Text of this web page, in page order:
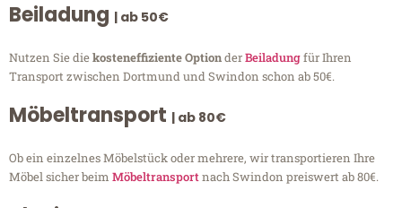
Beiladung | ab 50€
Nutzen Sie diekosteneffiziente OptionderBeiladungfür Ihren
Transport zwischen Dortmund und Swindon schon ab 50€.
Möbeltransport | ab 80€
Ob ein einzelnes Möbelstück oder mehrere, wir transportieren Ihre
Möbel sicher beim Möbeltransportnach Swindon preiswert ab 80€.